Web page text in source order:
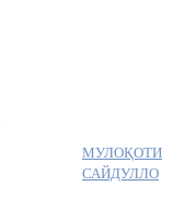
МУЛОҚОТИ
САЙДУЛЛО